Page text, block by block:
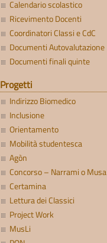
Calendario scolastico
Ricevimento Docenti
Coordinatori Classi e CdC
Documenti Autovalutazione
Documenti finali quinte
Progetti
Indirizzo Biomedico
Inclusione
Orientamento
Mobilità studentesca
Agòn
Concorso – Narrami o Musa
Certamina
Lettura dei Classici
Project Work
MusLi